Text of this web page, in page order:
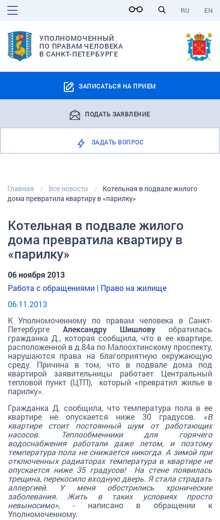
EN
RU
УПОЛНОМОЧЕННЫЙ
ПО ПРАВАМ ЧЕЛОВЕКА
В САНКТ-ПЕТЕРБУРГЕ
ЗАПИСАТЬСЯ НА ПРИЕМ
ПОДАТЬ ЗАЯВЛЕНИЕ
ЗАДАТЬ ВОПРОС
Главная Все новости
Котельная в подвале жилого
дома превратила квартиру в «парилку»
Котельная в подвале жилого
дома превратила квартиру в
«парилку»
06 ноября 2013
Работа с обращениями | Право на жилище
06.11.2013
К Уполномоченному по правам человека в Санкт-
Петербурге Александру Шишлову обратилась
гражданка Д., которая сообщила, что в ее квартире,
расположенной в д.84а по Малоохтинскому проспекту,
нарушаются права на благоприятную окружающую
среду. Причина в том, что в подвале дома под
квартирой заявительницы работает Центральный
тепловой пункт (ЦТП), который «превратил жилье в
парилку».
Гражданка Д. сообщила, что температура пола в ее
квартире не опускается ниже 30 градусов. «В
квартире стоит постоянный шум от работающих
насосов. Теплообменники для горячего
водоснабжения работали даже летом, и поэтому
температура пола не снижается никогда. А зимой при
отключенных радиаторах температура в квартире не
опускается ниже 35 градусов! На стене появилась
трещина, перекосило входную дверь. Я стала страдать
аллергией. У меня обострились хронические
заболевания. Жить в таких условиях просто
невыносимо», - написано в обращении к
Уполномоченному.